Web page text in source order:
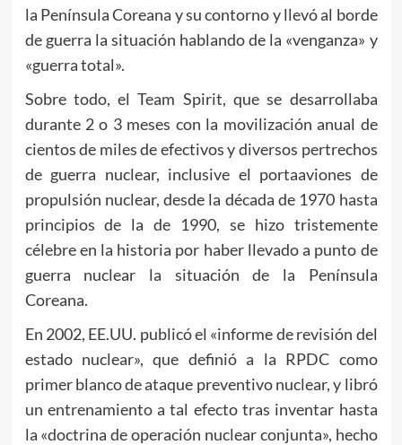
la Península Coreana y su contorno y llevó al borde
de guerra la situación hablando de la «venganza» y
«guerra total».
Sobre todo, el Team Spirit, que se desarrollaba
durante 2 o 3 meses con la movilización anual de
cientos de miles de efectivos y diversos pertrechos
de guerra nuclear, inclusive el portaaviones de
propulsión nuclear, desde la década de 1970 hasta
principios de la de 1990, se hizo tristemente
célebre en la historia por haber llevado a punto de
guerra nuclear la situación de la Península
Coreana.
En 2002, EE.UU. publicó el «informe de revisión del
estado nuclear», que definió a la RPDC como
primer blanco de ataque preventivo nuclear, y libró
un entrenamiento a tal efecto tras inventar hasta
la «doctrina de operación nuclear conjunta», hecho